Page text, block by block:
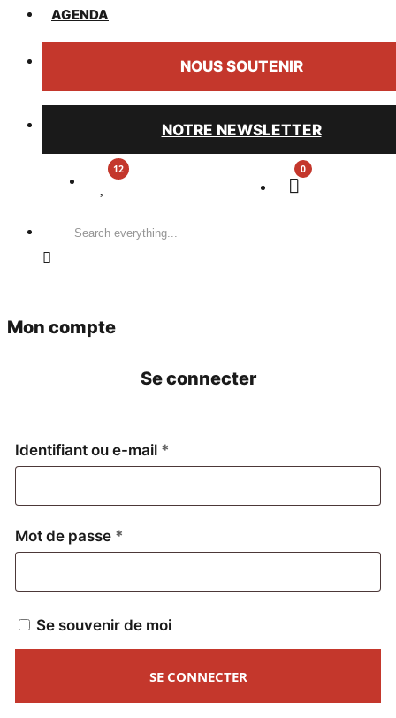
AGENDA
NOUS SOUTENIR
NOTRE NEWSLETTER
0
Search
Mon compte
Se connecter
Identifiant ou e-mail *
Mot de passe *
Se souvenir de moi
SE CONNECTER